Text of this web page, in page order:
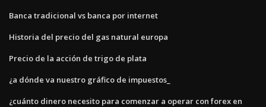
Banca tradicional vs banca por internet
Historia del precio del gas natural europa
Precio de la acción de trigo de plata
¿a dónde va nuestro gráfico de impuestos_
¿cuánto dinero necesito para comenzar a operar con forex en